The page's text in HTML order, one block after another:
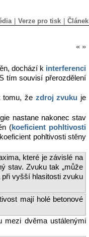
Verze pro tisk
Článek
« »
dochází k interferenci
tím souvisí přerozdělení
tomu, že zdroj zvuku je
nastane nakonec stav
(koeficient pohltivosti
pohltivosti stěny
které je závislé na
stav. Zvuku tak „může
při vyšší hlasitosti zvuku
mají holé betonové
mezi dvěma ustálenými